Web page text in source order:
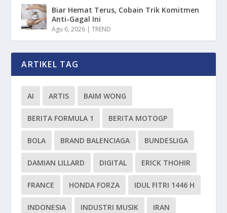
Biar Hemat Terus, Cobain Trik Komitmen
Anti-Gagal Ini
Agu 6, 2026 |TREND
ARTIKEL TAG
AI ARTIS BAIM WONG
BERITA FORMULA 1 BERITA MOTOGP
BOLA BRAND BALENCIAGA BUNDESLIGA
DAMIAN LILLARD DIGITAL ERICK THOHIR
FRANCE HONDA FORZA IDUL FITRI 1446 H
INDONESIA INDUSTRI MUSIK IRAN